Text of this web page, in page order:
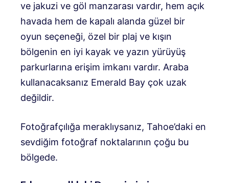
ve jakuzi ve göl manzarası vardır, hem açık
havada hem de kapalı alanda güzel bir
oyun seçeneği, özel bir plaj ve kışın
bölgenin en iyi kayak ve yazın yürüyüş
parkurlarına erişim imkanı vardır. Araba
kullanacaksanız Emerald Bay çok uzak
değildir.
Fotoğrafçılığa meraklıysanız, Tahoe’daki en
sevdiğim fotoğraf noktalarının çoğu bu
bölgede.